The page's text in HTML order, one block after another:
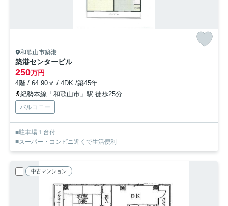
和歌山市築港
築港センタービル
250万円
4階 / 64.90㎡ / 4DK /築45年
紀勢本線「和歌山市」駅 徒歩25分
バルコニー
■駐車場１台付
■スーパー・コンビニ近くで生活便利
中古マンション